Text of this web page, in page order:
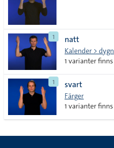
1 natt
Kalender > dygn
1 varianter finns
1 svart
Färger
1 varianter finns